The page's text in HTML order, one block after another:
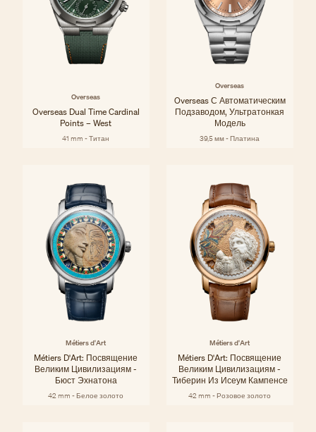
Overseas
Overseas Dual Time Cardinal
Points – West
41 mm - Титан
Overseas
Overseas С Автоматическим
Подзаводом, Ультратонкая
Модель
39,5 мм - Платина
Métiers d'Art
Métiers D'Art: Посвящение
Великим Цивилизациям -
Бюст Эхнатона
42 mm - Белое золото
Métiers d'Art
Métiers D'Art: Посвящение
Великим Цивилизациям -
Тиберин Из Исеум Кампенсе
42 mm - Розовое золото